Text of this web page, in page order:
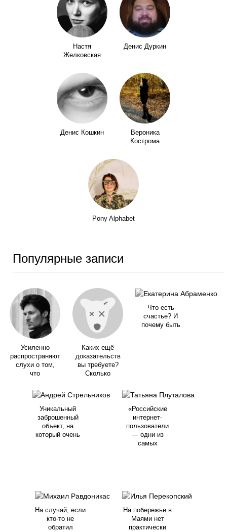
Настя
Желковская
Денис Дуркин
Денис Кошкин
Вероника
Кострома
Pony Alphabet
Популярные записи
Усиленно
распространяют
слухи о том,
что
Каких ещё
доказательств
вы требуете?
Сколько
Что есть
счастье? И
почему быть
Уникальный
заброшенный
объект, на
который очень
«Российские
интернет-
пользователи
— одни из
самых
На случай, если
кто-то не
обратил
На побережье в
Маями нет
практически